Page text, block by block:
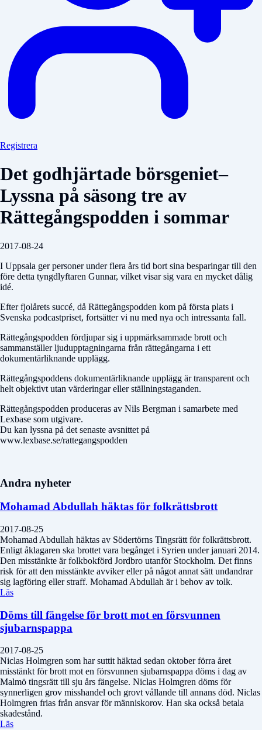
Registrera
Det godhjärtade börsgeniet–
Lyssna på säsong tre av
Rättegångspodden i sommar
2017-08-24
I Uppsala ger personer under flera års tid bort sina besparingar till den
före detta tyngdlyftaren Gunnar, vilket visar sig vara en mycket dålig
idé.
Efter fjolårets succé, då Rättegångspodden kom på första plats i
Svenska podcastpriset, fortsätter vi nu med nya och intressanta fall.
Rättegångspodden fördjupar sig i uppmärksammade brott och
sammanställer ljudupptagningarna från rättegångarna i ett
dokumentärliknande upplägg.
Rättegångspoddens dokumentärliknande upplägg är transparent och
helt objektivt utan värderingar eller ställningstaganden.
Rättegångspodden produceras av Nils Bergman i samarbete med
Lexbase som utgivare.
Du kan lyssna på det senaste avsnittet på
www.lexbase.se/rattegangspodden
Andra nyheter
Mohamad Abdullah häktas för folkrättsbrott
2017-08-25
Mohamad Abdullah häktas av Södertörns Tingsrätt för folkrättsbrott.
Enligt åklagaren ska brottet vara begånget i Syrien under januari 2014.
Den misstänkte är folkbokförd Jordbro utanför Stockholm. Det finns
risk för att den misstänkte avviker eller på något annat sätt undandrar
sig lagföring eller straff. Mohamad Abdullah är i behov av tolk.
Läs
Döms till fängelse för brott mot en försvunnen
sjubarnspappa
2017-08-25
Niclas Holmgren som har suttit häktad sedan oktober förra året
misstänkt för brott mot en försvunnen sjubarnspappa döms i dag av
Malmö tingsrätt till sju års fängelse. Niclas Holmgren döms för
synnerligen grov misshandel och grovt vållande till annans död. Niclas
Holmgren frias från ansvar för människorov. Han ska också betala
skadestånd.
Läs